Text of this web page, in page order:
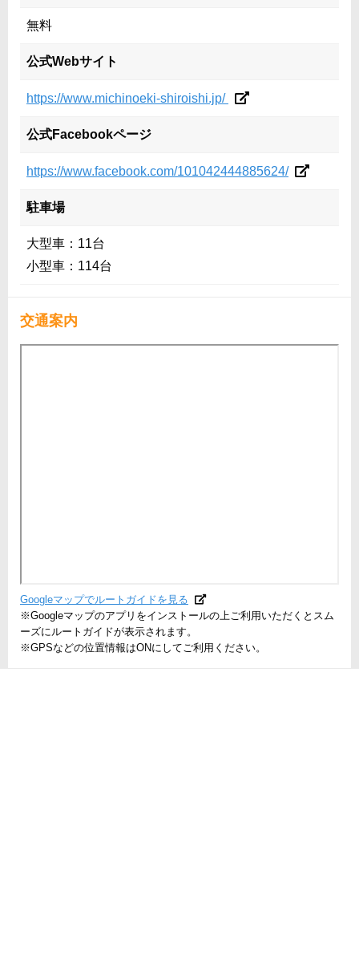
無料
公式Webサイト
https://www.michinoeki-shiroishi.jp/
公式Facebookページ
https://www.facebook.com/101042444885624/
駐車場
大型車：11台
小型車：114台
交通案内
Googleマップでルートガイドを見る
※Googleマップのアプリをインストールの上ご利用いただくとスム
ーズにルートガイドが表示されます。
※GPSなどの位置情報はONにしてご利用ください。